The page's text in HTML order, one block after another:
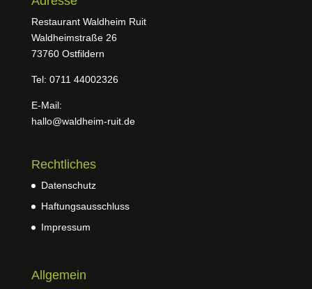
Restaurant Waldheim Ruit
Waldheimstraße 26
73760 Ostfildern
Tel: 0711 44002326
E-Mail:
hallo@waldheim-ruit.de
Rechtliches
Datenschutz
Haftungsausschluss
Impressum
Allgemein